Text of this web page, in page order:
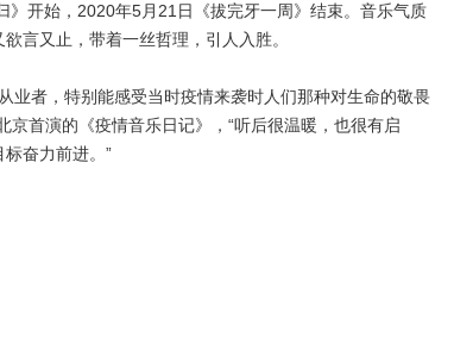
开始，2020年5月21日《拔完牙一周》结束。音乐气质
言又止，带着一丝哲理，引人入胜。
者，特别能感受当时疫情来袭时人们那种对生命的敬畏
首演的《疫情音乐日记》，“听后很温暖，也很有启
奋力前进。”